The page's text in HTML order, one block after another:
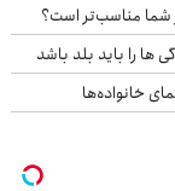
شما مناسب‌تر است؟
ها را باید بلد باشد